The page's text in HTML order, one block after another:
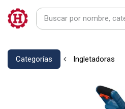
Categorías Ingletadoras